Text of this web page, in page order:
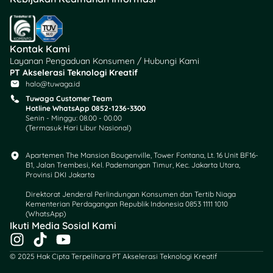
juga bisa mengajukan
gugatan lain, seperti
penguasaan anak, nafkah
anak, nafkah istri, dan
pembagian harta bersama.
4. Pembayaran Biaya
Perkara
Setelah itu, kamu harus
yang sudah ditentukan, dan
bagi yang tidak mampu,
permohonan berperkara
secara prodeo (gratis).
5. Panggilan Sidang
Kontak Kami
Layanan Pengaduan Konsumen / Hubungi Kami
PT Akselerasi Teknologi Kreatif
halo@tuwaga.id
Tuwaga Customer Team
Hotline WhatsApp 0852-1236-3300
Senin - Minggu: 08.00 - 00.00
(Termasuk Hari Libur Nasional)
Apartemen The Mansion Bougenville, Tower Fontana, Lt. 16 Unit BF16-
B1, Jalan Trembesi, Kel. Pademangan Timur, Kec. Jakarta Utara,
Provinsi DKI Jakarta
Direktorat Jenderal Perlindungan Konsumen dan Tertib Niaga
Kementerian Perdagangan Republik Indonesia 0853 1111 1010
(WhatsApp)​
Ikuti Media Sosial Kami
I
n
T
i
Y
o
© 2025 Hak Cipta Terpelihara PT Akselerasi Teknologi Kreatif